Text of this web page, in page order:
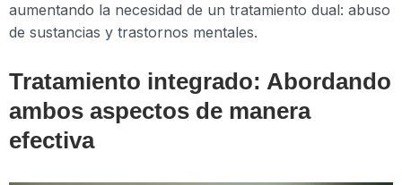
aumentando la necesidad de un tratamiento dual: abuso
de sustancias y trastornos mentales.
Tratamiento integrado: Abordando
ambos aspectos de manera
efectiva